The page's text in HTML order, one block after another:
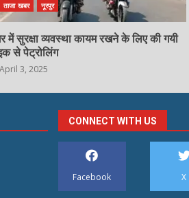
ताजा खबर नूरपुर
में सुरक्षा व्यवस्था कायम रखने के लिए की गयी
से पेट्रोलिंग
April 3, 2025
CONNECT WITH US
Facebook X